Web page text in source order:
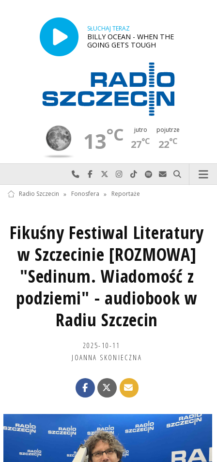
SŁUCHAJ TERAZ
BILLY OCEAN - WHEN THE
GOING GETS TOUGH
13°C jutro
27°C
pojutrze
22°C
Najlepiej po prostu do nas zadzwoń
Odwiedź nas na Facebook-u
Odwiedź nas na X
Odwiedź nas na Instagram-ie
Odwiedź nas na TikTok-u
Szukaj nas na Spotify
Wyślij do nas
Szukaj
Radio Szczecin » Fonosfera » Reportaże
Fikuśny Festiwal Literatury
w Szczecinie [ROZMOWA]
"Sedinum. Wiadomość z
podziemi" - audiobook w
Radiu Szczecin
2025-10-11
JOANNA SKONIECZNA